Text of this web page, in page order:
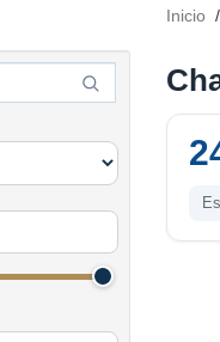
Inicio /